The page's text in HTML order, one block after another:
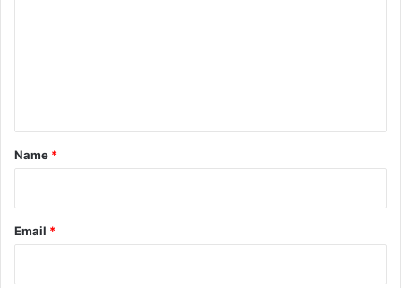
*
Name *
Email *